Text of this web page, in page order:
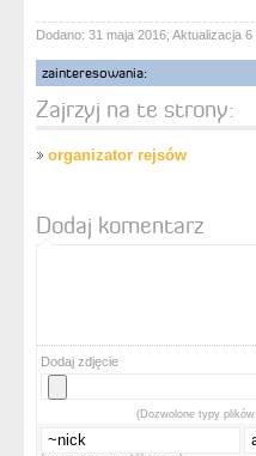
Dodano: 31 maja 2016; Aktualizacja
zainteresowania:
Zajrzyj na te strony:
organizator rejsów
Dodaj komentarz
Dodaj zdjęcie
(Dozwolone typy plików: